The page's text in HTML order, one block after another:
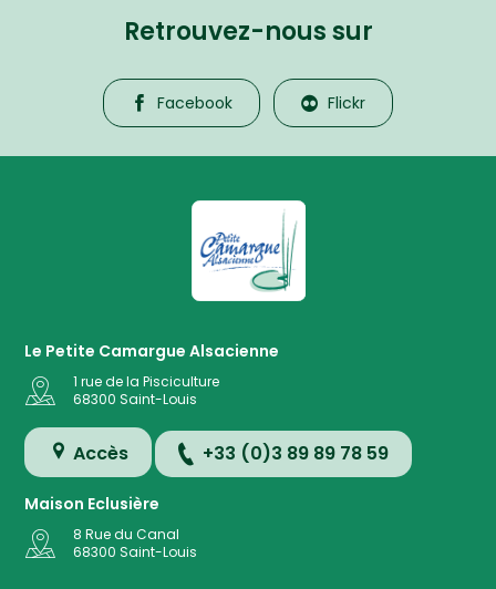
Retrouvez-nous sur
Facebook Flickr
La Petite Camargue
Le Petite Camargue Alsacienne
1 rue de la Pisciculture
68300 Saint-Louis
Accès +33 (0)3 89 89 78 59
Maison Eclusière
8 Rue du Canal
68300 Saint-Louis